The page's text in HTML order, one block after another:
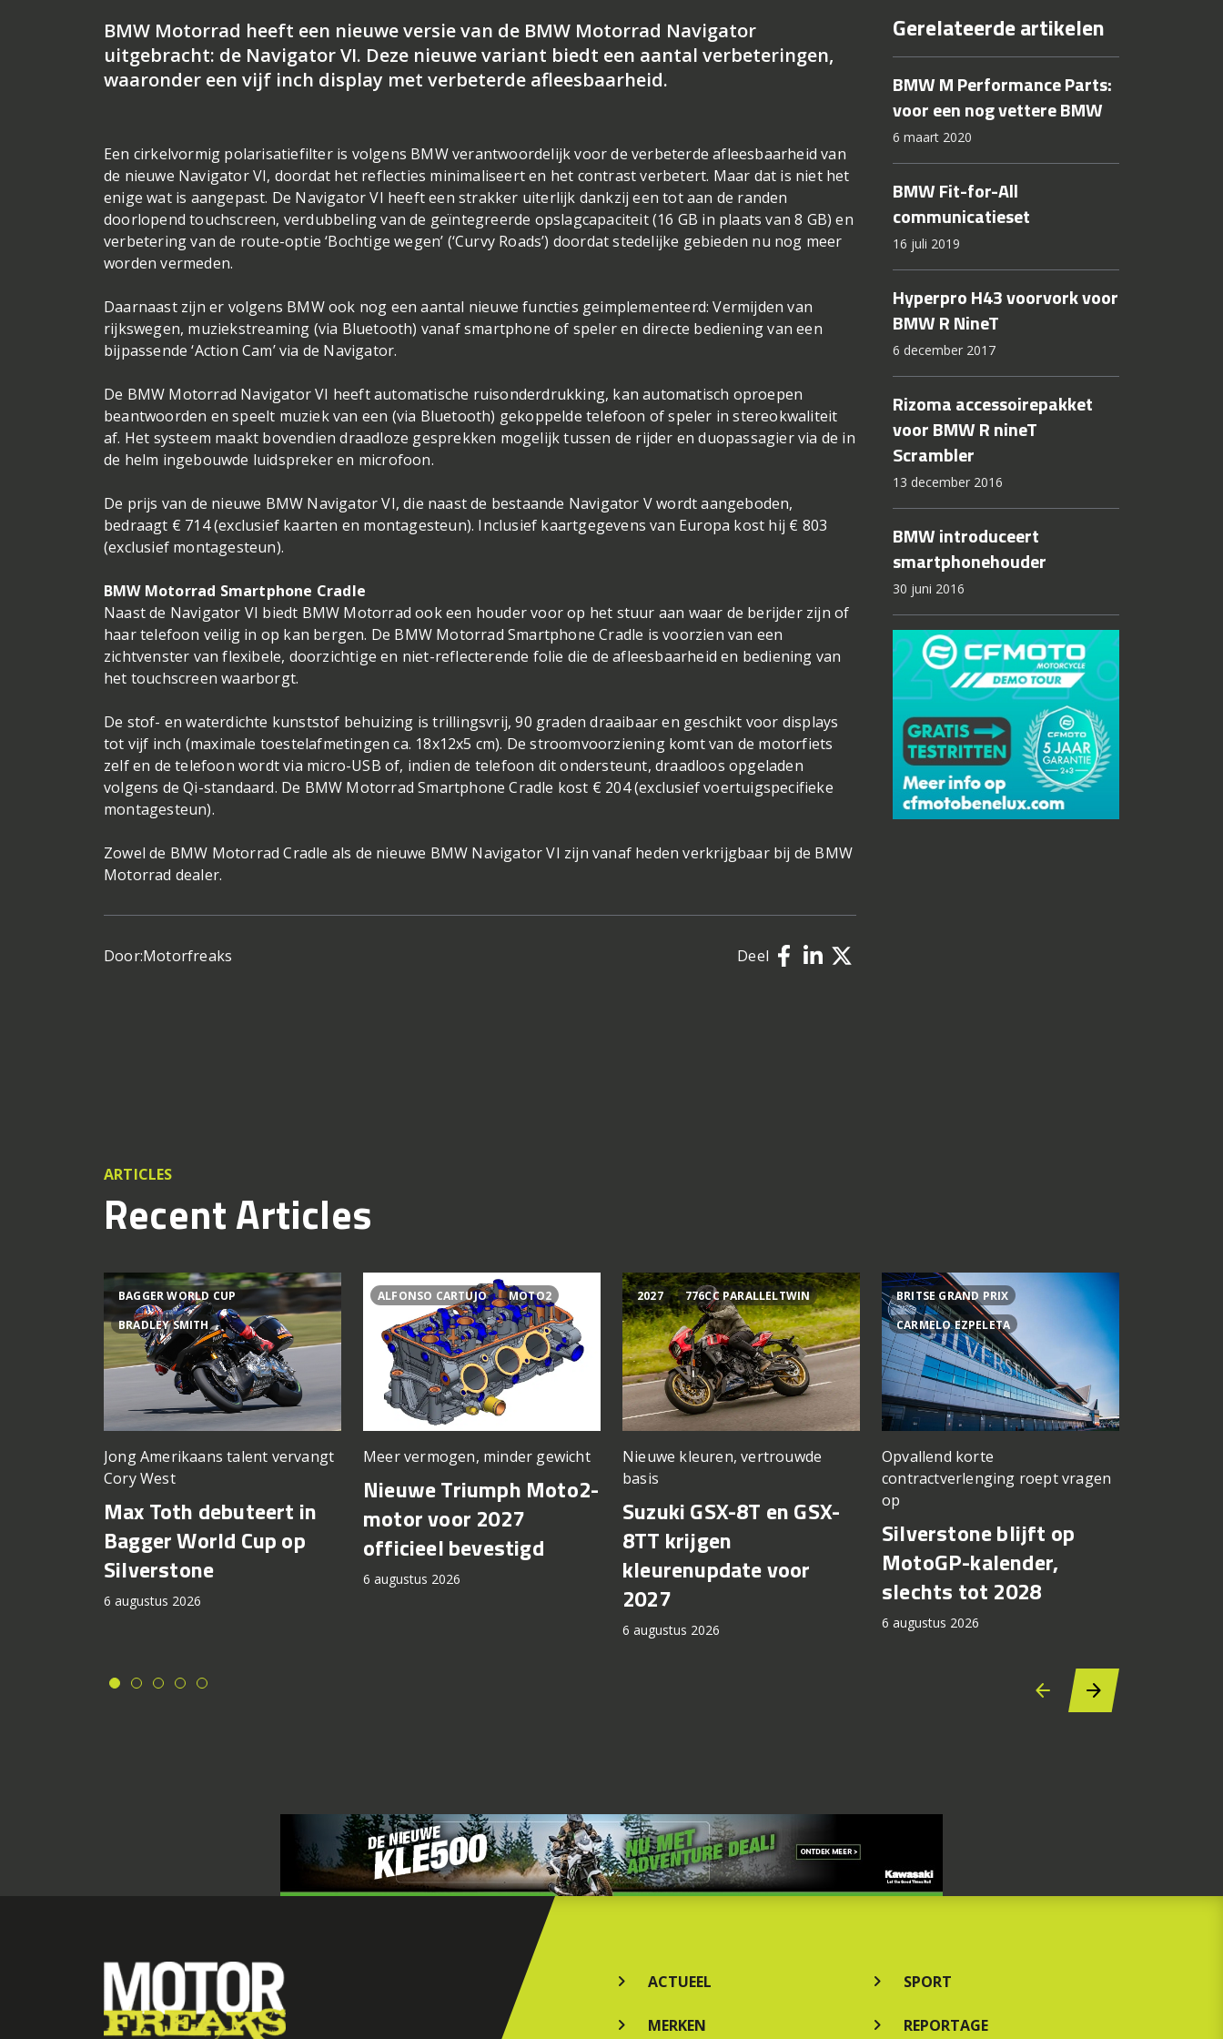
BMW Motorrad heeft een nieuwe versie van de BMW Motorrad Navigator
uitgebracht: de Navigator VI. Deze nieuwe variant biedt een aantal verbeteringen,
waaronder een vijf inch display met verbeterde afleesbaarheid.
Een cirkelvormig polarisatiefilter is volgens BMW verantwoordelijk voor de verbeterde afleesbaarheid van
de nieuwe Navigator VI, doordat het reflecties minimaliseert en het contrast verbetert. Maar dat is niet het
enige wat is aangepast. De Navigator VI heeft een strakker uiterlijk dankzij een tot aan de randen
doorlopend touchscreen, verdubbeling van de geïntegreerde opslagcapaciteit (16 GB in plaats van 8 GB) en
verbetering van de route-optie ‘Bochtige wegen’ (‘Curvy Roads’) doordat stedelijke gebieden nu nog meer
worden vermeden.
Daarnaast zijn er volgens BMW ook nog een aantal nieuwe functies geimplementeerd: Vermijden van
rijkswegen, muziekstreaming (via Bluetooth) vanaf smartphone of speler en directe bediening van een
bijpassende ‘Action Cam’ via de Navigator.
De BMW Motorrad Navigator VI heeft automatische ruisonderdrukking, kan automatisch oproepen
beantwoorden en speelt muziek van een (via Bluetooth) gekoppelde telefoon of speler in stereokwaliteit
af. Het systeem maakt bovendien draadloze gesprekken mogelijk tussen de rijder en duopassagier via de in
de helm ingebouwde luidspreker en microfoon.
De prijs van de nieuwe BMW Navigator VI, die naast de bestaande Navigator V wordt aangeboden,
bedraagt € 714 (exclusief kaarten en montagesteun). Inclusief kaartgegevens van Europa kost hij € 803
(exclusief montagesteun).
BMW Motorrad Smartphone Cradle
Naast de Navigator VI biedt BMW Motorrad ook een houder voor op het stuur aan waar de berijder zijn of
haar telefoon veilig in op kan bergen. De BMW Motorrad Smartphone Cradle is voorzien van een
zichtvenster van flexibele, doorzichtige en niet-reflecterende folie die de afleesbaarheid en bediening van
het touchscreen waarborgt.
De stof- en waterdichte kunststof behuizing is trillingsvrij, 90 graden draaibaar en geschikt voor displays
tot vijf inch (maximale toestelafmetingen ca. 18x12x5 cm). De stroomvoorziening komt van de motorfiets
zelf en de telefoon wordt via micro-USB of, indien de telefoon dit ondersteunt, draadloos opgeladen
volgens de Qi-standaard. De BMW Motorrad Smartphone Cradle kost € 204 (exclusief voertuigspecifieke
montagesteun).
Zowel de BMW Motorrad Cradle als de nieuwe BMW Navigator VI zijn vanaf heden verkrijgbaar bij de BMW
Motorrad dealer.
Door:Motorfreaks Deel
Gerelateerde artikelen
BMW M Performance Parts:
voor een nog vettere BMW
6 maart 2020
BMW Fit-for-All
communicatieset
16 juli 2019
Hyperpro H43 voorvork voor
BMW R NineT
6 december 2017
Rizoma accessoirepakket
voor BMW R nineT
Scrambler
13 december 2016
BMW introduceert
smartphonehouder
30 juni 2016
ARTICLES
Recent Articles
BAGGER WORLD CUP
BRADLEY SMITH
Jong Amerikaans talent vervangt
Cory West
Max Toth debuteert in
Bagger World Cup op
Silverstone
6 augustus 2026
ALFONSO CARTUJO MOTO2
Meer vermogen, minder gewicht
Nieuwe Triumph Moto2-
motor voor 2027
officieel bevestigd
6 augustus 2026
2027 776CC PARALLELTWIN
Nieuwe kleuren, vertrouwde
basis
Suzuki GSX-8T en GSX-
8TT krijgen
kleurenupdate voor
2027
6 augustus 2026
BRITSE GRAND PRIX
CARMELO EZPELETA
Opvallend korte
contractverlenging roept vragen
op
Silverstone blijft op
MotoGP-kalender,
slechts tot 2028
6 augustus 2026
ACTUEEL
MERKEN
SPORT
REPORTAGE